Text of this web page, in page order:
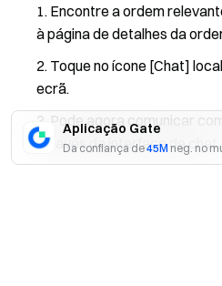
Aplicação Gate
Da confiança de45M neg. no
Encontre a ordem
à página de detalhes da
Toque no ícone [Chat]
ecrã.
Pode agora comunicar
através da interface de chat.